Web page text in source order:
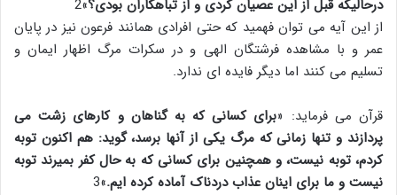
درحالیکه قبل از این عصیان کردی و از تباهکاران بودی؟»2
از این آیه می توان فهمید که حتی افرادی همانند فرعون نیز در پایان
عمر و با مشاهده فرشتگان الهی و در سکرات مرگ اظهار ایمان و
تسلیم می کنند اما دیگر فایده ای ندارد.
قرآن می فرماید: «برای کسانی که به گناهان و کارهای زشت می
پردازند و تنها زمانی که مرگ یکی از آنها برسد، گوید: هم اکنون توبه
کردم، توبه نیست، و همچنین برای کسانی که به حال کفر بمیرند توبه
نیست و ما برای اینان عذاب دردناک آماده کرده ایم.»3